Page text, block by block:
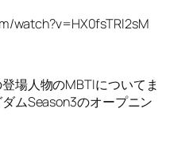
watch?v=HX0fsTRl2sM
場人物のMBTIについてま
ムSeason3のオープニン